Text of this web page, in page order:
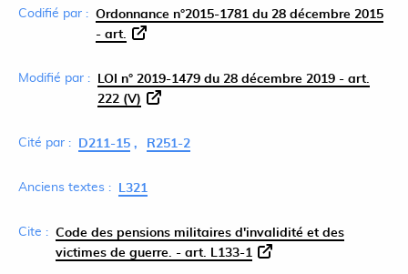
Codifié par : Ordonnance n°2015-1781 du 28 décembre 2015
- art.
Modifié par :
LOI n° 2019-1479 du 28 décembre 2019 - art.
222 (V)
Cité par : D211-15 R251-2
Anciens textes : L321
Cite : Code des pensions militaires d'invalidité et des
victimes de guerre. - art. L133-1